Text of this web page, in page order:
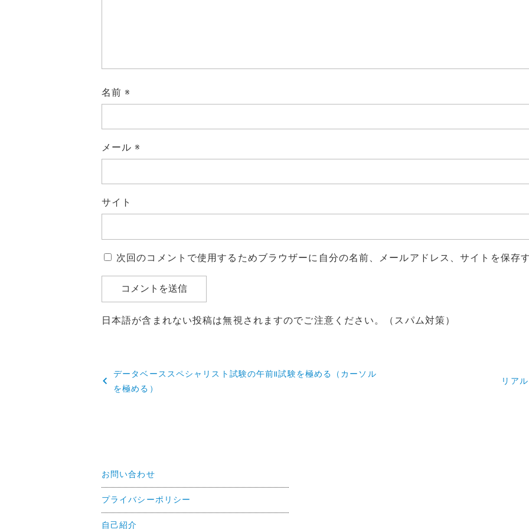
名前※
メール※
サイト
次回のコメントで使用するためブラウザーに自分の名前、メールアドレス、サイトを保存
日本語が含まれない投稿は無視されますのでご注意ください。（スパム対策）
稿
ー
シ
ョ
データベーススペシャリスト試験の午前Ⅱ試験を極める（カーソル
を極める）
リア
お問い合わせ
プライバシーポリシー
自己紹介